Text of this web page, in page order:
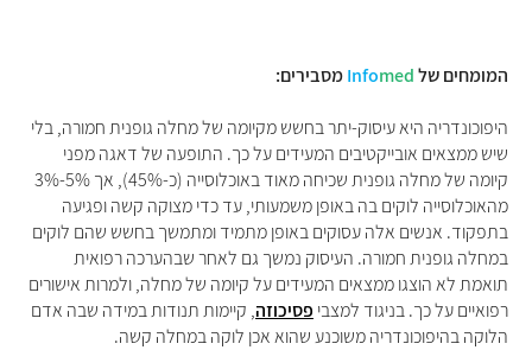
המומחים של Infomed מסבירים:
היפוכונדריה היא עיסוק-יתר בחשש מקיומה של מחלה גופנית חמורה, בלי
שיש ממצאים אובייקטיבים המעידים על כך. התופעה של דאגה מפני
קיומה של מחלה גופנית שכיחה מאוד באוכלוסייה (כ-45%), אך 5%-3%
מהאוכלוסייה לוקים בה באופן משמעותי, עד כדי מצוקה קשה ופגיעה
בתפקוד. אנשים אלה עסוקים באופן מתמיד ומתמשך בחשש שהם לוקים
במחלה גופנית חמורה. העיסוק נמשך גם לאחר שבהערכה רפואית
תואמת לא הוצגו ממצאים המעידים על קיומה של מחלה, ולמרות אישורים
רפואיים על כך. בניגוד למצבי פסיכוזה, קיימות תנודות במידה שבה אדם
הלוקה בהיפוכונדריה משוכנע שהוא אכן לוקה במחלה קשה.